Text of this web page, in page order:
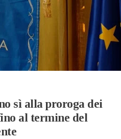
sì alla proroga dei
al termine del